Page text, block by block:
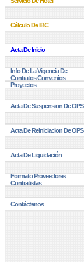
Cálculo De IBC
Acta De Inicio
Info De La Vigencia De
Contratos Convenios
Proyectos
Acta De Suspension De OPS
Acta De Reiniciacion De OPS
Acta De Liquidación
Formato Proveedores
Contratistas
Contáctenos